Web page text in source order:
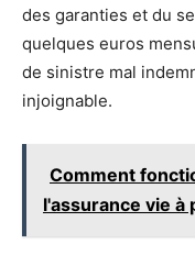
des garanties et du
quelques euros
de sinistre mal
injoignable.
Comment
l'assurance vie à